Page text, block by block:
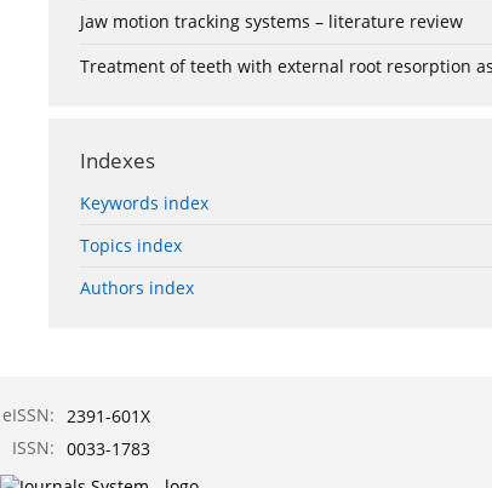
Jaw motion tracking systems – literature review
Treatment of teeth with external root resorption
Indexes
Keywords index
Topics index
Authors index
eISSN: 2391-601X
ISSN: 0033-1783